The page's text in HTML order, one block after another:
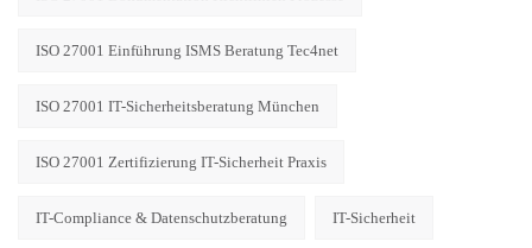
ISO 27001 Einführung ISMS Beratung Tec4net
ISO 27001 IT-Sicherheitsberatung München
ISO 27001 Zertifizierung IT-Sicherheit Praxis
IT-Compliance & Datenschutzberatung IT-Sicherheit